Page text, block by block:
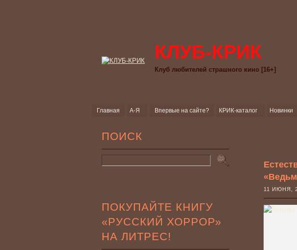
КЛУБ-КРИК
Клуб любителей страшного кино [16+]
Главная А-Я Впервые на сайте? КРИК-каталог Новинки
ПОИСК
ПОКУПАЙТЕ КНИГУ
«РУССКИЙ ХОРРОР»
НА ЛИТРЕС!
11 ИЮНЯ,